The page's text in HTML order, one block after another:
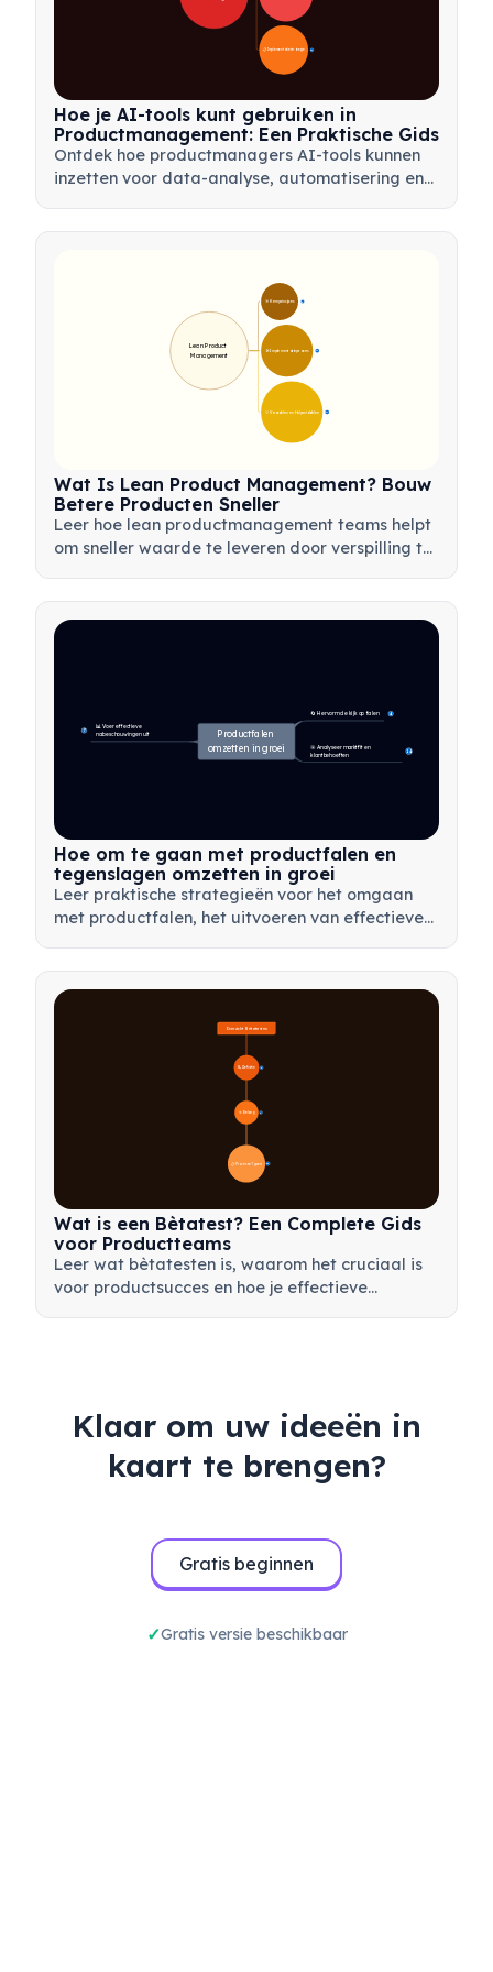
📋 Implementatiestrategie
Hoe je AI-tools kunt gebruiken in
Productmanagement: Een Praktische Gids
Ontdek hoe productmanagers AI-tools kunnen
inzetten voor data-analyse, automatisering en
🎯 Kernprincipes 9
🛠️ Implementatieproces
💡 Voordelen en Hulpmiddelen
Lean Product
Management
Wat Is Lean Product Management? Bouw
Betere Producten Sneller
Leer hoe lean productmanagement teams helpt
om sneller waarde te leveren door verspilling te
🔄 Hervorm de kijk op falen 4
📊 Voer effectieve
nabeschouwingen uit
7
🎯 Analyseer marktfit en
klantbehoeften
14
Productfalen
omzetten in groei
Hoe om te gaan met productfalen en
tegenslagen omzetten in groei
Leer praktische strategieën voor het omgaan
met productfalen, het uitvoeren van effectieve
je team.
🔍 Definitie 4
🎯 Belang 7
📋 Proces en Typen
Overzicht Bètatesten
Wat is een Bètatest? Een Complete Gids
voor Productteams
Leer wat bètatesten is, waarom het cruciaal is
voor productsucces en hoe je effectieve
Klaar om uw ideeën in
kaart te brengen?
Gratis beginnen
Gratis versie beschikbaar